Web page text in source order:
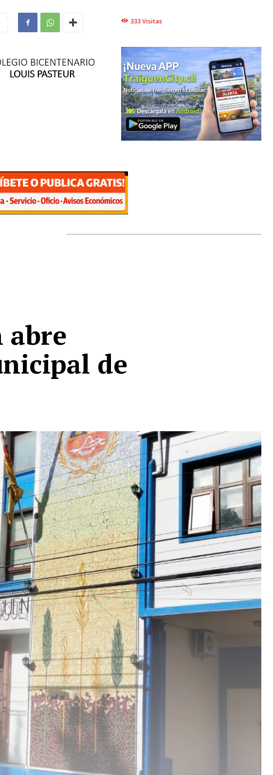
333Visitas